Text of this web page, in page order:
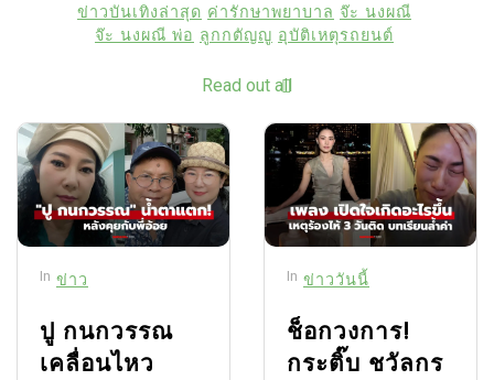
ข่าวบันเทิงล่าสุด ค่ารักษาพยาบาล จ๊ะ นงผณี
จ๊ะ นงผณี พ่อ ลูกกตัญญู อุบัติเหตุรถยนต์
Read out all
In ข่าว
ปู กนกวรรณ
เคลื่อนไหว
In ข่าววันนี้
ช็อกวงการ!
กระติ๊บ ชวัลกร